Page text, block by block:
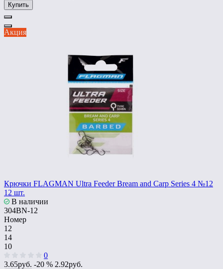
Купить
Акция
Крючки FLAGMAN Ultra Feeder Bream and Carp Series 4 №12
12 шт.
В наличии
304BN-12
Номер
12
14
10
0
3.65руб. -20 % 2.92руб.